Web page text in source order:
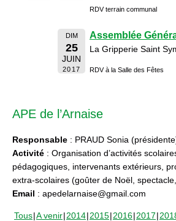
RDV terrain communal
DIM
25
JUIN
2017
Assemblée
La Gripperie Saint
RDV à la Salle des Fêtes
APE de l’Arnaise
Responsable : PRAUD Sonia
Activité : Organisation d’activités
pédagogiques, intervenants extérieurs,
extra-scolaires (goûter de Noël,
Email : apedelarnaise@gmail.com
Tous A venir 2014 2015 2016 2017